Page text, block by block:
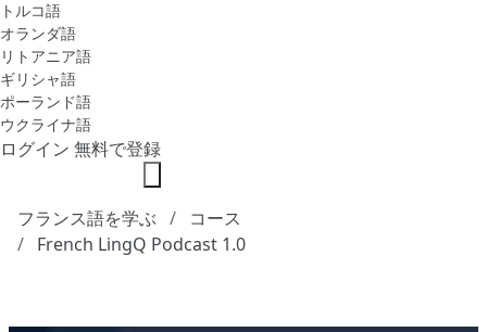
トルコ語
オランダ語
リトアニア語
ギリシャ語
ポーランド語
ウクライナ語
ログイン 無料で登録
フランス語を学ぶ
コース
French LingQ Podcast 1.0